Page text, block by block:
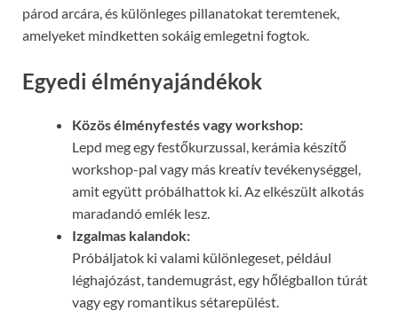
párod arcára, és különleges pillanatokat teremtenek,
amelyeket mindketten sokáig emlegetni fogtok.
Egyedi élményajándékok
Közös élményfestés vagy workshop:
Lepd meg egy festőkurzussal, kerámia készítő
workshop-pal vagy más kreatív tevékenységgel,
amit együtt próbálhattok ki. Az elkészült alkotás
maradandó emlék lesz.
Izgalmas kalandok:
Próbáljatok ki valami különlegeset, például
léghajózást, tandemugrást, egy hőlégballon túrát
vagy egy romantikus sétarepülést.